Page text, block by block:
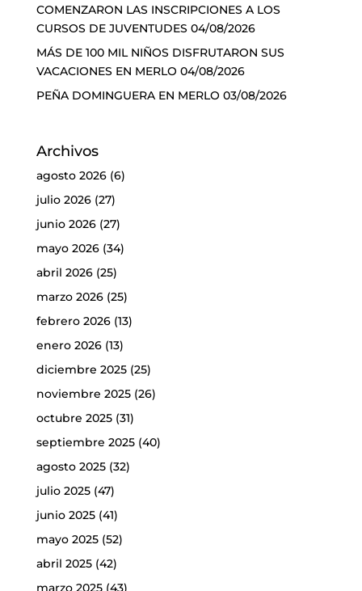
COMENZARON LAS INSCRIPCIONES A LOS
CURSOS DE JUVENTUDES 04/08/2026
MÁS DE 100 MIL NIÑOS DISFRUTARON SUS
VACACIONES EN MERLO 04/08/2026
PEÑA DOMINGUERA EN MERLO 03/08/2026
Archivos
agosto 2026(6)
julio 2026(27)
junio 2026(27)
mayo 2026(34)
abril 2026(25)
marzo 2026(25)
febrero 2026(13)
enero 2026(13)
diciembre 2025(25)
noviembre 2025(26)
octubre 2025(31)
septiembre 2025(40)
agosto 2025(32)
julio 2025(47)
junio 2025(41)
mayo 2025(52)
abril 2025(42)